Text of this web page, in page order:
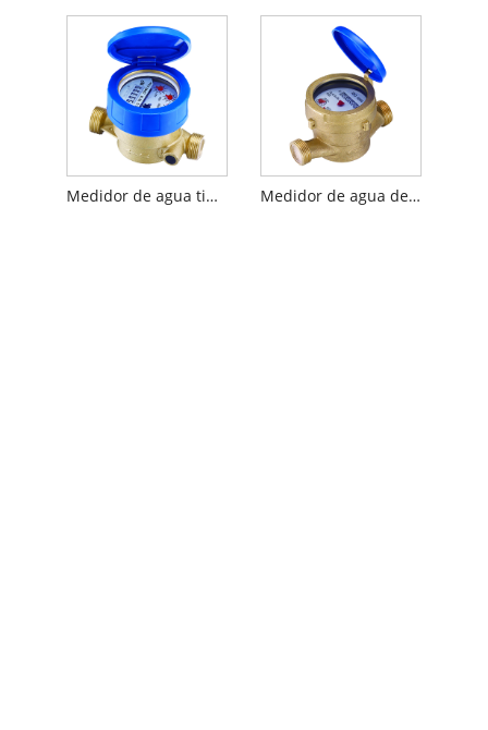
Medidor de agua tipo sellado líquido de chorro único Medidor de agua de tipo húmedo de chorro único